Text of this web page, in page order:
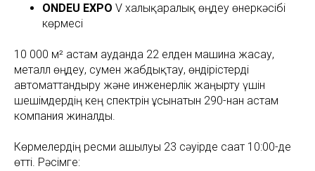
ONDEU EXPO V халықаралық өңдеу өнеркәсібі
көрмесі
10 000 м² астам ауданда 22 елден машина жасау,
металл өңдеу, сумен жабдықтау, өндірістерді
автоматтандыру және инженерлік жаңғырту үшін
шешімдердің кең спектрін ұсынатын 290-нан астам
компания жиналды.
Көрмелердің ресми ашылуы 23 сәуірде сағат 10:00-де
өтті. Рәсімге: